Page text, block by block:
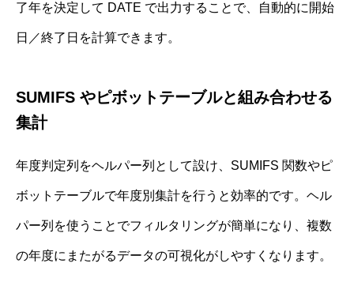
了年を決定して DATE で出力することで、自動的に開始
日／終了日を計算できます。
SUMIFS やピボットテーブルと組み合わせる
集計
年度判定列をヘルパー列として設け、SUMIFS 関数やピ
ボットテーブルで年度別集計を行うと効率的です。ヘル
パー列を使うことでフィルタリングが簡単になり、複数
の年度にまたがるデータの可視化がしやすくなります。